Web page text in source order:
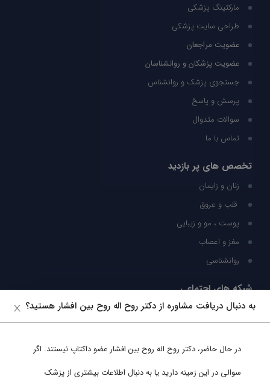
مارکتینگ پزشکی
طراحی سایت پزشکی
عضویت مراجعان
عضویت پزشکان و روانشناسان
جستجوی پزشک و روانشناس
پرسش و پاسخ
سوالات متدوال
تماس با ما
تخصص های پر بازدید
زنان و زایمان
قلب و عروق
پوست ، مو و زیبایی
مغز و اعصاب
روانشناسی
شبکه های اجتماعی
ما را در شبکه های اجتماعی دنبال کنید
به دنبال دریافت مشاوره از دکتر روح اله روح بین افشار هستید؟
در حال حاضر، دکتر روح اله روح بین افشار عضو داکتاپ نیستند. اگر
سوالی در این زمینه دارید یا به دنبال اطلاعات بیشتری از پزشک